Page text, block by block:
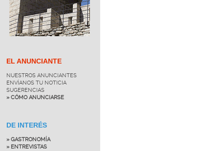
EL ANUNCIANTE
NUESTROS ANUNCIANTES
ENVÍANOS TU NOTICIA
SUGERENCIAS
» CÓMO ANUNCIARSE
DE INTERÉS
» GASTRONOMÍA
» ENTREVISTAS